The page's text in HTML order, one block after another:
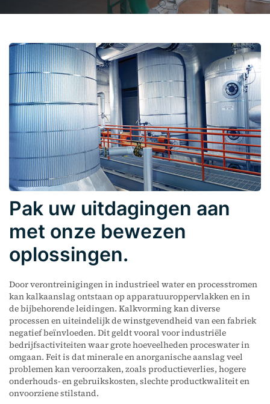
Pak uw uitdagingen aan
met onze bewezen
oplossingen.
Door verontreinigingen in industrieel water en processtromen
kan kalkaanslag ontstaan op apparatuuroppervlakken en in
de bijbehorende leidingen. Kalkvorming kan diverse
processen en uiteindelijk de winstgevendheid van een fabriek
negatief beïnvloeden. Dit geldt vooral voor industriële
bedrijfsactiviteiten waar grote hoeveelheden proceswater in
omgaan. Feit is dat minerale en anorganische aanslag veel
problemen kan veroorzaken, zoals productieverlies, hogere
onderhouds- en gebruikskosten, slechte productkwaliteit en
onvoorziene stilstand.